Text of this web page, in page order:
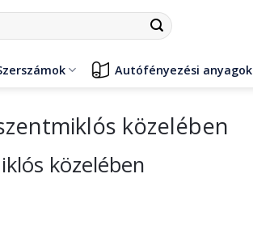
Autófényezési anyagok
közelében
közelében